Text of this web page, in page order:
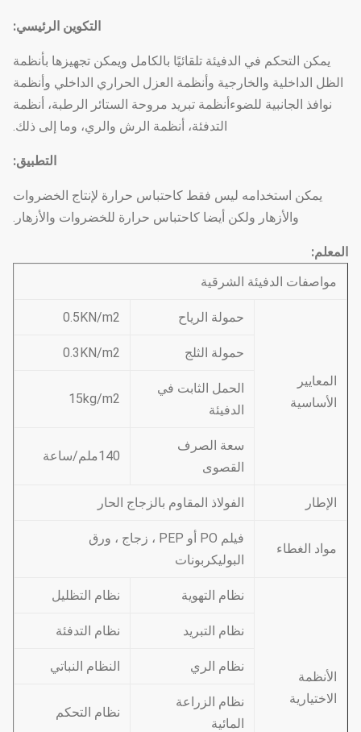
التكوين الرئيسي:
يمكن التحكم في الدفيئة تلقائيًا بالكامل ويمكن تجهيزها بأنظمة
الظل الداخلية والخارجية وأنظمة العزل الحراري الداخلي وأنظمة
نوافذ الجانبية للضوءأنظمة تبريد مروحة الستائر الرطبة، أنظمة
التدفئة، أنظمة الرش والري، وما إلى ذلك.
التطبيق:
يمكن استخدامه ليس فقط كاحتباس حرارة لإنتاج الخضروات
والأزهار ولكن أيضا كاحتباس حرارة للخضروات والأزهار.
المعلم:
مواصفات الدفيئة الشرقية
المعايير
الأساسية
حمولة الرياح 0.5KN/m2
حمولة الثلج 0.3KN/m2
الحمل الثابت في
الدفيئة
15kg/m2
سعة الصرف
القصوى
140ملم/ساعة
الإطار الفولاذ المقاوم بالزجاج الحار
مواد الغطاء
فيلم PO أو PEP ، زجاج ، ورق
البوليكربونات
الأنظمة
الاختيارية
نظام التهوية نظام التظليل
نظام التبريد نظام التدفئة
نظام الري النظام النباتي
نظام الزراعة
المائية
نظام التحكم